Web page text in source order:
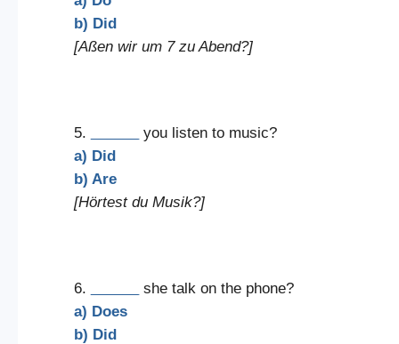
b) Did
[Aßen wir um 7 zu Abend?]
5.
you listen to music?
a) Did
b) Are
[Hörtest du Musik?]
6.
she talk on the phone?
a) Does
b) Did